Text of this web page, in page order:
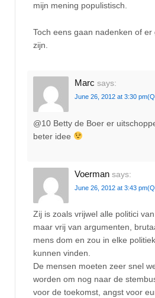
mijn mening populistisch.
Toch eens gaan nadenken of
zijn.
Marc says:
June 26, 2012 at 3:30 pm
@10 Betty de Boer er
beter idee
Voerman says:
June 26, 2012 at 3:43 pm
Zij is zoals vrijwel alle politici
maar vrij van argumenten,
mens dom en zou in elke
kunnen vinden.
De mensen moeten zeer snel
worden om nog naar de
voor de toekomst, angst voor